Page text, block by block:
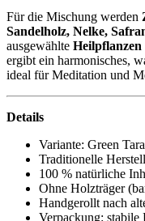
Für die Mischung werden
Sandelholz, Nelke,
ausgewählte Heilpflanzen
ergibt ein harmonisches,
ideal für Meditation und
Details
Variante: Green
Traditionelle
100 % natürliche
Ohne Holzträger
Handgerollt nach
Verpackung: stabile